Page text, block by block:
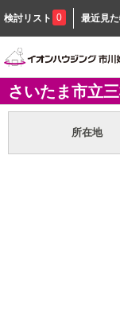
検討リスト 0 最近見
さいたま市立
所在地